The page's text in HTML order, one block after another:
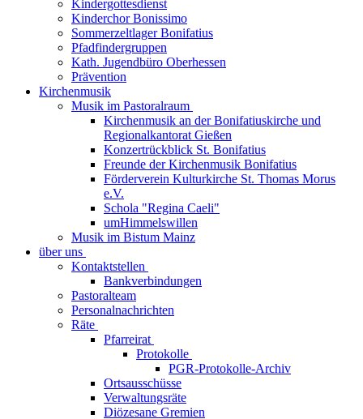
Kindergottesdienst
Kinderchor Bonissimo
Sommerzeltlager Bonifatius
Pfadfindergruppen
Kath. Jugendbüro Oberhessen
Prävention
Kirchenmusik
Musik im Pastoralraum
Kirchenmusik an der Bonifatiuskirche und
Regionalkantorat Gießen
Konzertrückblick St. Bonifatius
Freunde der Kirchenmusik Bonifatius
Förderverein Kulturkirche St. Thomas Morus
e.V.
Schola "Regina Caeli"
umHimmelswillen
Musik im Bistum Mainz
über uns
Kontaktstellen
Bankverbindungen
Pastoralteam
Personalnachrichten
Räte
Pfarreirat
Protokolle
PGR-Protokolle-Archiv
Ortsausschüsse
Verwaltungsräte
Diözesane Gremien